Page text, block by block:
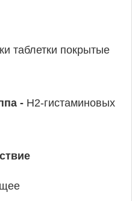
таблетки покрытые
- H2-гистаминовых